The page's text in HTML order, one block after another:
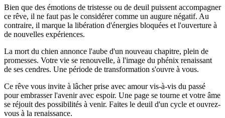
Bien que des émotions de tristesse ou de deuil puissent accompagner
ce rêve, il ne faut pas le considérer comme un augure négatif. Au
contraire, il marque la libération d'énergies bloquées et l'ouverture à
de nouvelles expériences.
La mort du chien annonce l'aube d'un nouveau chapitre, plein de
promesses. Votre vie se renouvelle, à l'image du phénix renaissant
de ses cendres. Une période de transformation s'ouvre à vous.
Ce rêve vous invite à lâcher prise avec amour vis-à-vis du passé
pour embrasser l'avenir avec espoir. Une page se tourne et votre âme
se réjouit des possibilités à venir. Faites le deuil d'un cycle et ouvrez-
vous à la renaissance.